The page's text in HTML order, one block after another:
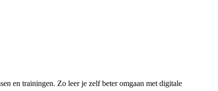
en trainingen. Zo leer je zelf beter omgaan met digitale